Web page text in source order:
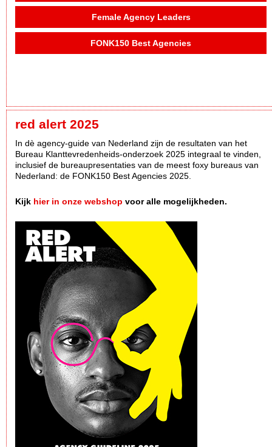
Female Agency Leaders
FONK150 Best Agencies
red alert 2025
In dè agency-guide van Nederland zijn de resultaten van het
Bureau Klanttevredenheids-onderzoek 2025 integraal te vinden,
inclusief de bureaupresentaties van de meest foxy bureaus van
Nederland: de FONK150 Best Agencies 2025.
Kijk hier in onze webshop voor alle mogelijkheden.